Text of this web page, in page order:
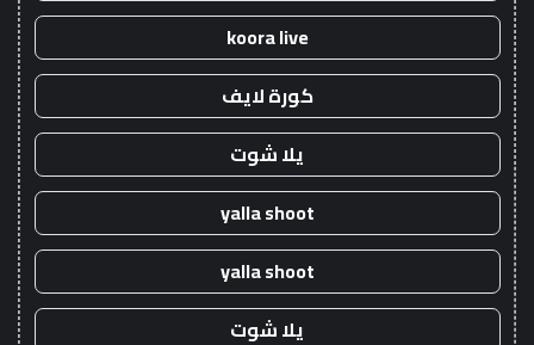
koora live
كورة لايف
يلا شوت
yalla shoot
yalla shoot
يلا شوت